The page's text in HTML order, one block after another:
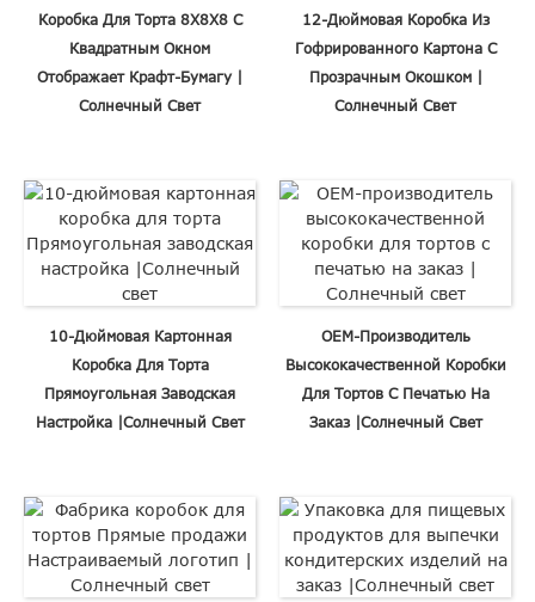
Коробка Для Торта 8X8X8 С
Квадратным Окном
Отображает Крафт-Бумагу |
Солнечный Свет
12-Дюймовая Коробка Из
Гофрированного Картона С
Прозрачным Окошком |
Солнечный Свет
10-Дюймовая Картонная
Коробка Для Торта
Прямоугольная Заводская
Настройка |Солнечный Свет
OEM-Производитель
Высококачественной Коробки
Для Тортов С Печатью На
Заказ |Солнечный Свет